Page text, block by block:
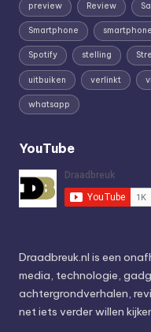
preview Review
Smartphone
Spotify stelling
uitbuiken verlinkt
whatsapp
YouTube
Draadbreuk.nl is een
media, technologie,
achtergrondverhalen,
net iets verder willen